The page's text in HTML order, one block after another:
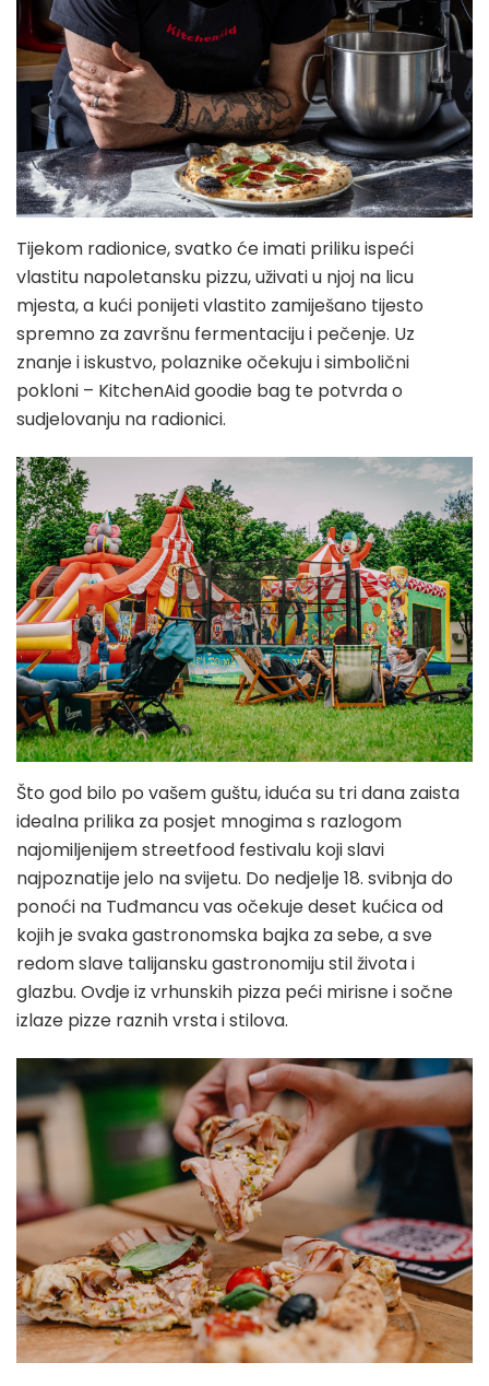
Tijekom radionice, svatko će imati priliku ispeći
vlastitu napoletansku pizzu, uživati u njoj na licu
mjesta, a kući ponijeti vlastito zamiješano tijesto
spremno za završnu fermentaciju i pečenje. Uz
znanje i iskustvo, polaznike očekuju i simbolični
pokloni – KitchenAid goodie bag te potvrda o
sudjelovanju na radionici.
Što god bilo po vašem guštu, iduća su tri dana zaista
idealna prilika za posjet mnogima s razlogom
najomiljenijem streetfood festivalu koji slavi
najpoznatije jelo na svijetu. Do nedjelje 18. svibnja do
ponoći na Tuđmancu vas očekuje deset kućica od
kojih je svaka gastronomska bajka za sebe, a sve
redom slave talijansku gastronomiju stil života i
glazbu. Ovdje iz vrhunskih pizza peći mirisne i sočne
izlaze pizze raznih vrsta i stilova.